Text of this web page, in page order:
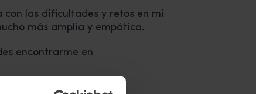
las dificultades y retos en mi
más amplia y empática.
encontrarme en